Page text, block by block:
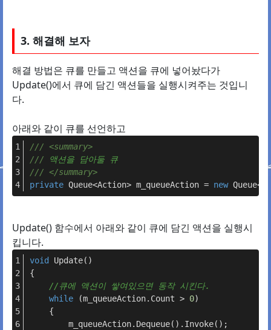
3. 해결해 보자
해결 방법은 큐를 만들고 액션을 큐에 넣어놨다가
Update()에서 큐에 담긴 액션들을 실행시켜주는 것입니
다.
아래와 같이 큐를 선언하고
/// <summary>
/// 액션을 담아둘 큐
/// </summary>
private Queue<Action> m_queueAction = new
Update() 함수에서 아래와 같이 큐에 담긴 액션을 실행시
킵니다.
void Update()
{
//큐에 액션이 쌓여있으면 동작 시킨다.
while (m_queueAction.Count > 0)
    {
        m_queueAction.Dequeue().Invoke();